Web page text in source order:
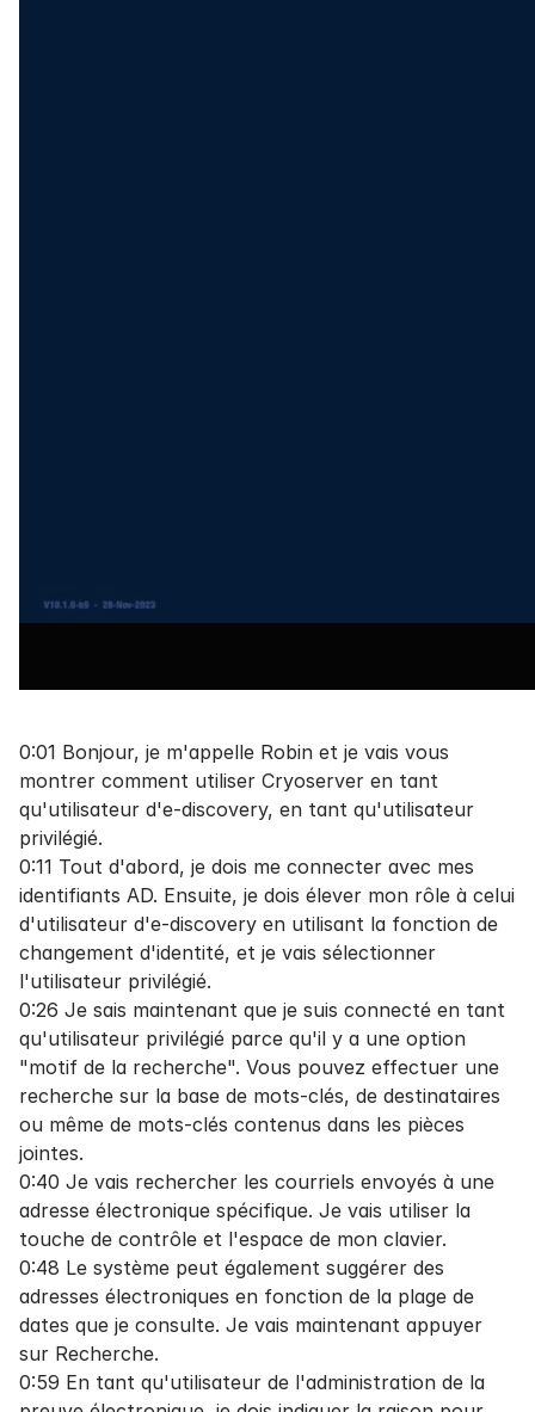
0:01 Bonjour, je m'appelle Robin et je vais vous
montrer comment utiliser Cryoserver en tant
qu'utilisateur d'e-discovery, en tant qu'utilisateur
privilégié.
0:11 Tout d'abord, je dois me connecter avec mes
identifiants AD. Ensuite, je dois élever mon rôle à celui
d'utilisateur d'e-discovery en utilisant la fonction de
changement d'identité, et je vais sélectionner
l'utilisateur privilégié.
0:26 Je sais maintenant que je suis connecté en tant
qu'utilisateur privilégié parce qu'il y a une option
"motif de la recherche". Vous pouvez effectuer une
recherche sur la base de mots-clés, de destinataires
ou même de mots-clés contenus dans les pièces
jointes.
0:40 Je vais rechercher les courriels envoyés à une
adresse électronique spécifique. Je vais utiliser la
touche de contrôle et l'espace de mon clavier.
0:48 Le système peut également suggérer des
adresses électroniques en fonction de la plage de
dates que je consulte. Je vais maintenant appuyer
sur Recherche.
0:59 En tant qu'utilisateur de l'administration de la